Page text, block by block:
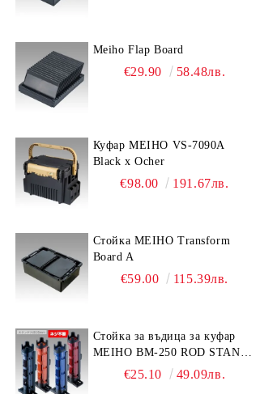
Meiho Flap Board
€29.90 58.48лв.
Куфар MEIHO VS-7090A
Black x Ocher
€98.00 191.67лв.
Стойка MEIHO Transform
Board A
€59.00 115.39лв.
Стойка за въдица за куфар
MEIHO BM-250 ROD STAND
-Light Blue/Black color
€25.10 49.09лв.